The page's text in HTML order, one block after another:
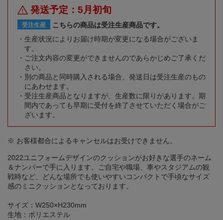
発送予定：5月初旬
受注生産
こちらの商品は受注生産商品です。
生産状況によりお届け時期が変更になる場合がございま
す。
ご注文内容の変更ができませんのであらかじめご了承くだ
さい。
別の商品と同時購入される場合、発送日は受注生産のもの
にあわせます。
受注生産商品となりますが、生産数に限りがあります。期
間内であっても早期に受付を終了させていただく場合がご
ざいます。
※ お客様都合によるキャンセルはお受けできません。
2022ユニフォームデザインのクッションがお好きな選手のネーム
＆ナンバーで手に入ります。ご自宅や職場、車やスタジアムの観
戦時など、どんな場所でも使いやすいコンパクトで手頃なサイズ
感のミニクッションとなっております。
サイズ：W250×H230mm
生地：ポリエステル